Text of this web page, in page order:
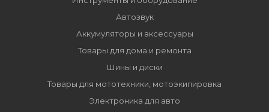
Автозвук
Аккумуляторы и аксессуары
Товары для дома и ремонта
Шины и диски
Товары для мототехники, мотоэкипировка
Электроника для авто